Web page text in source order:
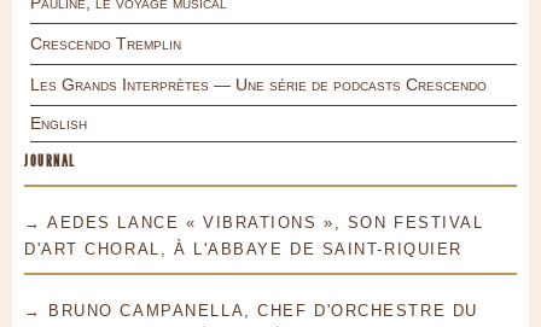
Crescendo Tremplin
Les Grands Interprètes — Une série de podcasts Crescendo
English
JOURNAL
→ AEDES LANCE « VIBRATIONS », SON FESTIVAL
D'ART CHORAL, À L'ABBAYE DE SAINT-RIQUIER
→ BRUNO CAMPANELLA, CHEF D'ORCHESTRE DU